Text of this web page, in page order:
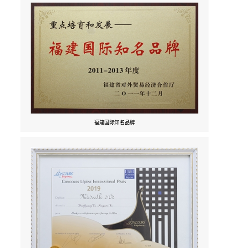
福建国际知名品牌